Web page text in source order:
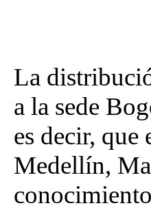
La
a la sede
es decir, que
Medellín,